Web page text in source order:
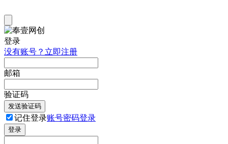
登录
没有账号？立即注册
邮箱
验证码
发送验证码
记住登录账号密码登录
登录